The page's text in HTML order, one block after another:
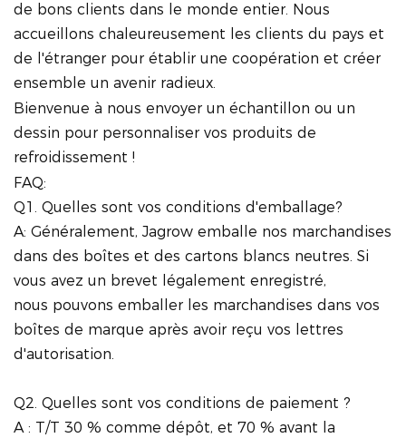
de bons clients dans le monde entier. Nous
accueillons chaleureusement les clients du pays et
de l'étranger pour établir une coopération et créer
ensemble un avenir radieux.
Bienvenue à nous envoyer un échantillon ou un
dessin pour personnaliser vos produits de
refroidissement !
FAQ:
Q1. Quelles sont vos conditions d'emballage?
A: Généralement, Jagrow emballe nos marchandises
dans des boîtes et des cartons blancs neutres. Si
vous avez un brevet légalement enregistré,
nous pouvons emballer les marchandises dans vos
boîtes de marque après avoir reçu vos lettres
d'autorisation.
Q2. Quelles sont vos conditions de paiement ?
A : T/T 30 % comme dépôt, et 70 % avant la